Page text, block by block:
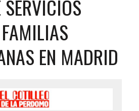
EN MADRID